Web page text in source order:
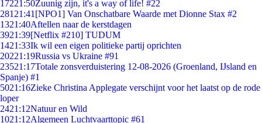
17221:50Zuunig zijn, it's a way of life! #22
281 21:41 [NPO1] Van Onschatbare Waarde met Dionne Stax #2
1321:40Aftellen naar de kerstdagen
3921:39[Netflix #210] TUDUM
1421:33Ik wil een eigen politieke partij oprichten
20221:19Russia vs Ukraine #91
23521:17Totale zonsverduistering 12-08-2026 (Groenland, IJsland en
Spanje) #1
5021:16Zieke Christina Applegate verschijnt voor het laatst op de rode
loper
2421:12Natuur en Wild
1021:12Algemeen Luchtvaarttopic #61